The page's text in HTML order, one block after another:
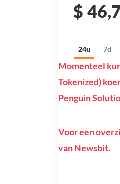
$
24u 7d
Momenteel
Tokenized)
Penguin
Voor een
van Newsbit.